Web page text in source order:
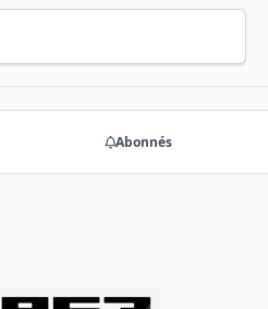
Abonnés